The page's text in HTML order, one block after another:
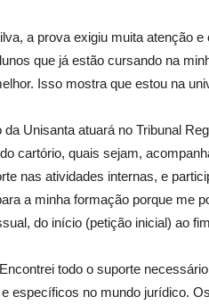
a prova exigiu muita atenção
que já estão cursando na
Isso mostra que estou na
Unisanta atuará no Tribunal
cartório, quais sejam,
nas atividades internas, e
a minha formação porque me
do início (petição inicial) ao
todo o suporte
específicos no mundo jurídico.